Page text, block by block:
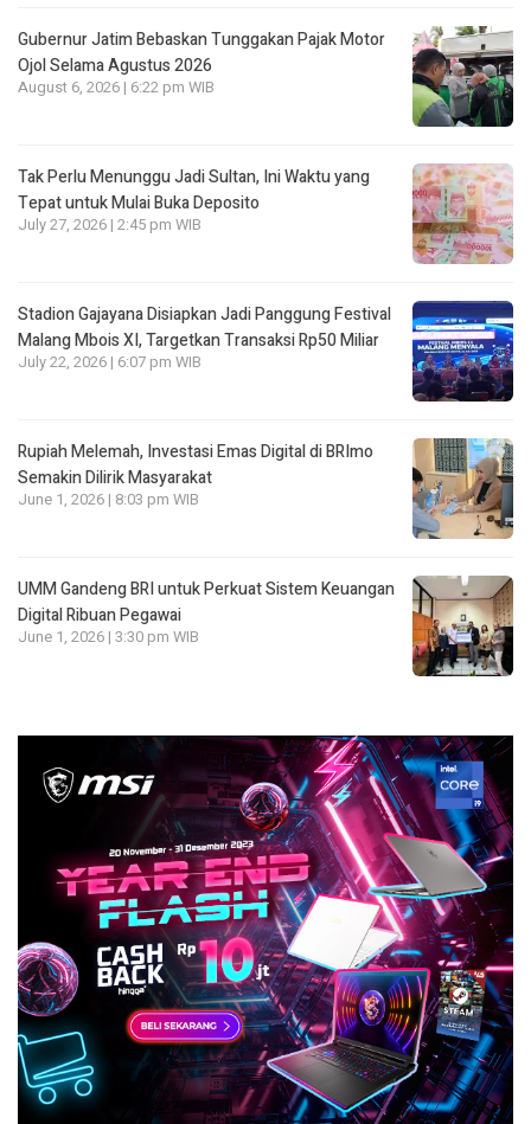
Gubernur Jatim Bebaskan Tunggakan Pajak Motor
Ojol Selama Agustus 2026
August 6, 2026 | 6:22 pm WIB
Tak Perlu Menunggu Jadi Sultan, Ini Waktu yang
Tepat untuk Mulai Buka Deposito
July 27, 2026 | 2:45 pm WIB
Stadion Gajayana Disiapkan Jadi Panggung Festival
Malang Mbois XI, Targetkan Transaksi Rp50 Miliar
July 22, 2026 | 6:07 pm WIB
Rupiah Melemah, Investasi Emas Digital di BRImo
Semakin Dilirik Masyarakat
June 1, 2026 | 8:03 pm WIB
UMM Gandeng BRI untuk Perkuat Sistem Keuangan
Digital Ribuan Pegawai
June 1, 2026 | 3:30 pm WIB